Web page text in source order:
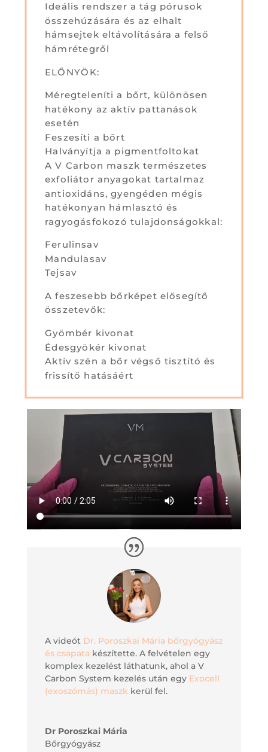
Ideális rendszer a tág pórusok
összehúzására és az elhalt
hámsejtek eltávolítására a felső
hámrétegről
ELŐNYÖK:
Méregteleníti a bőrt, különösen
hatékony az aktív pattanások
esetén
Feszesíti a bőrt
Halványítja a pigmentfoltokat
A V Carbon maszk természetes
exfoliátor anyagokat tartalmaz
antioxidáns, gyengéden mégis
hatékonyan hámlasztó és
ragyogásfokozó tulajdonságokkal:
Ferulinsav
Mandulasav
Tejsav
A feszesebb bőrképet elősegítő
összetevők:
Gyömbér kivonat
Édesgyökér kivonat
Aktív szén a bőr végső tisztító és
frissítő hatásáért
A videót Dr. Poroszkai Mária bőrgyógyász
és csapata készítette. A felvételen egy
komplex kezelést láthatunk, ahol a V
Carbon System kezelés után egy Exocell
(exoszómás) maszk kerül fel.
Dr Poroszkai Mária
Bőrgyógyász